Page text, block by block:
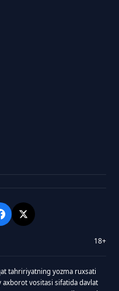
18+
tahririyatning yozma ruxsati
vositasi sifatida davlat